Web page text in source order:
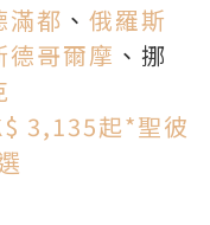
滿都 、 俄羅斯
德哥爾摩 、挪
3,135起*聖彼